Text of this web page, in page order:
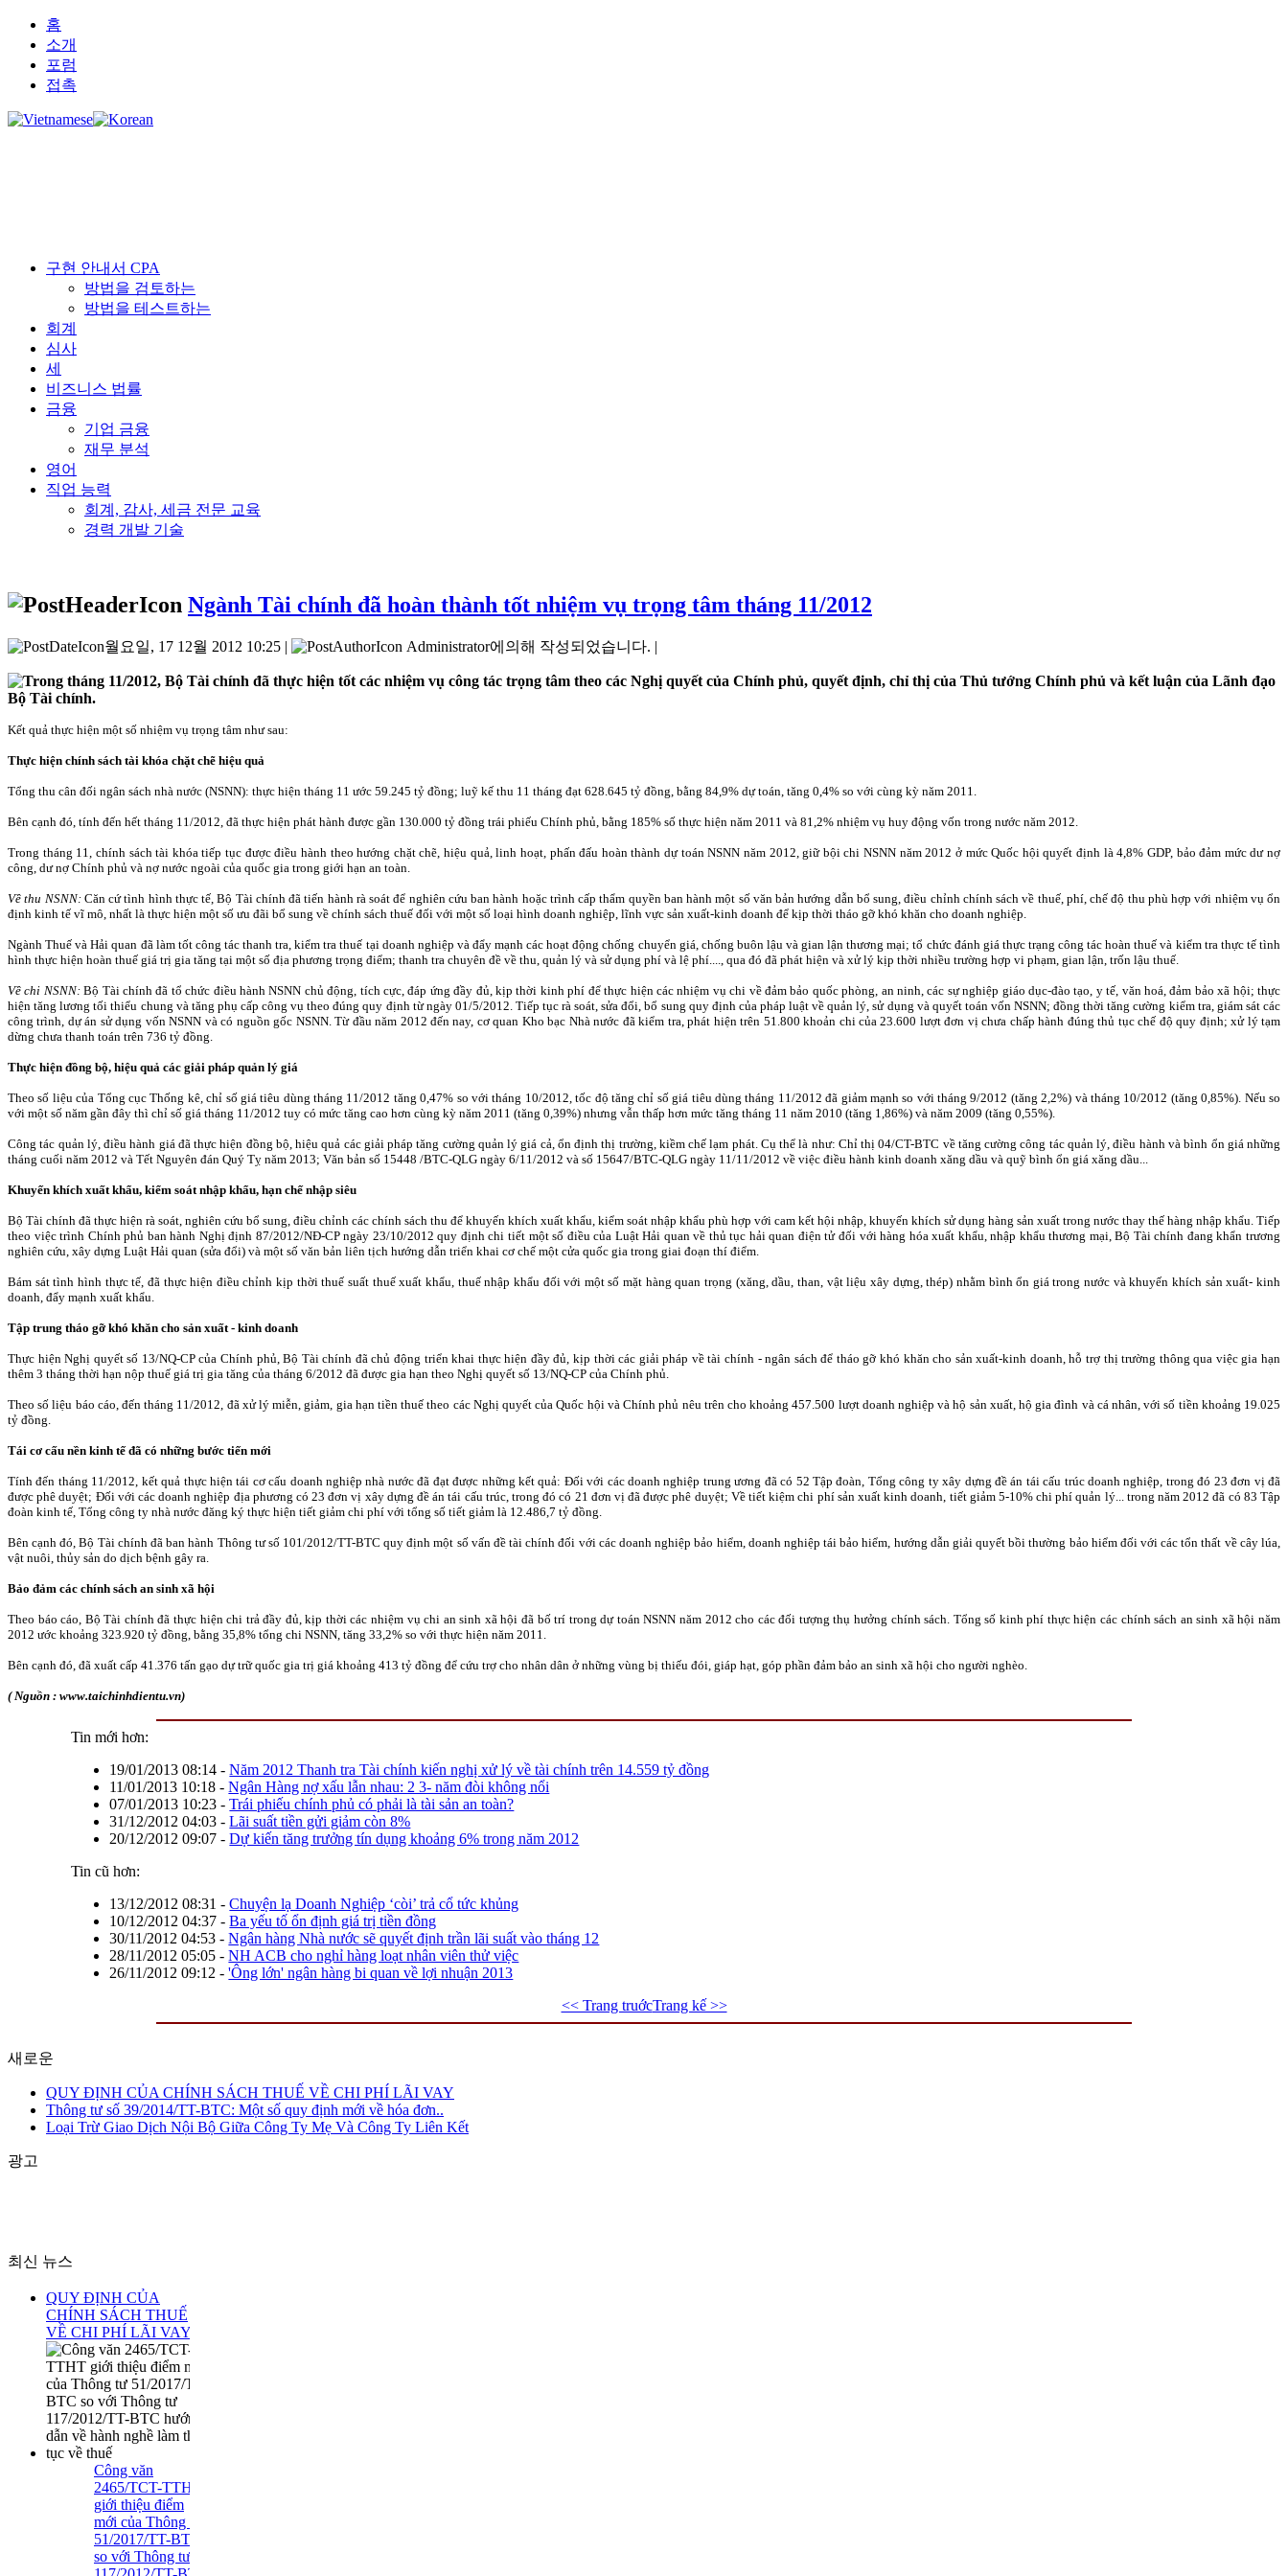
홈
소개
포럼
접촉
구현 안내서 CPA
방법을 검토하는
방법을 테스트하는
회계
심사
세
비즈니스 법률
금융
기업 금융
재무 분석
영어
직업 능력
회계, 감사, 세금 전문 교육
경력 개발 기술
Ngành Tài chính đã hoàn thành tốt nhiệm vụ trọng tâm tháng 11/2012
월요일, 17 12월 2012 10:25 | Administrator에의해 작성되었습니다. |
Trong tháng 11/2012, Bộ Tài chính đã thực hiện tốt các nhiệm vụ công tác trọng tâm theo các Nghị quyết của Chính phủ, quyết định, chỉ thị của Thủ tướng Chính phủ và kết luận của Lãnh đạo
Bộ Tài chính.
Kết quả thực hiện một số nhiệm vụ trọng tâm như sau:
Thực hiện chính sách tài khóa chặt chẽ hiệu quả
Tổng thu cân đối ngân sách nhà nước (NSNN): thực hiện tháng 11 ước 59.245 tỷ đồng; luỹ kế thu 11 tháng đạt 628.645 tỷ đồng, bằng 84,9% dự toán, tăng 0,4% so với cùng kỳ năm 2011.
Bên cạnh đó, tính đến hết tháng 11/2012, đã thực hiện phát hành được gần 130.000 tỷ đồng trái phiếu Chính phủ, bằng 185% số thực hiện năm 2011 và 81,2% nhiệm vụ huy động vốn trong nước năm 2012.
Trong tháng 11, chính sách tài khóa tiếp tục được điều hành theo hướng chặt chẽ, hiệu quả, linh hoạt, phấn đấu hoàn thành dự toán NSNN năm 2012, giữ bội chi NSNN năm 2012 ở mức Quốc hội quyết định là 4,8% GDP, bảo đảm mức dư nợ
công, dư nợ Chính phủ và nợ nước ngoài của quốc gia trong giới hạn an toàn.
Về thu NSNN: Căn cứ tình hình thực tế, Bộ Tài chính đã tiến hành rà soát để nghiên cứu ban hành hoặc trình cấp thẩm quyền ban hành một số văn bản hướng dẫn bổ sung, điều chỉnh chính sách về thuế, phí, chế độ thu phù hợp với nhiệm vụ ổn
định kinh tế vĩ mô, nhất là thực hiện một số ưu đãi bổ sung về chính sách thuế đối với một số loại hình doanh nghiệp, lĩnh vực sản xuất-kinh doanh để kịp thời tháo gỡ khó khăn cho doanh nghiệp.
Ngành Thuế và Hải quan đã làm tốt công tác thanh tra, kiểm tra thuế tại doanh nghiệp và đẩy mạnh các hoạt động chống chuyển giá, chống buôn lậu và gian lận thương mại; tổ chức đánh giá thực trạng công tác hoàn thuế và kiểm tra thực tế tình
hình thực hiện hoàn thuế giá trị gia tăng tại một số địa phương trọng điểm; thanh tra chuyên đề về thu, quản lý và sử dụng phí và lệ phí...., qua đó đã phát hiện và xử lý kịp thời nhiều trường hợp vi phạm, gian lận, trốn lậu thuế.
Về chi NSNN:Bộ Tài chính đã tổ chức điều hành NSNN chủ động, tích cực, đáp ứng đầy đủ, kịp thời kinh phí để thực hiện các nhiệm vụ chi về đảm bảo quốc phòng, an ninh, các sự nghiệp giáo dục-đào tạo, y tế, văn hoá, đảm bảo xã hội; thực
hiện tăng lương tối thiểu chung và tăng phụ cấp công vụ theo đúng quy định từ ngày 01/5/2012. Tiếp tục rà soát, sửa đổi, bổ sung quy định của pháp luật về quản lý, sử dụng và quyết toán vốn NSNN; đồng thời tăng cường kiểm tra, giám sát các
công trình, dự án sử dụng vốn NSNN và có nguồn gốc NSNN. Từ đầu năm 2012 đến nay, cơ quan Kho bạc Nhà nước đã kiểm tra, phát hiện trên 51.800 khoản chi của 23.600 lượt đơn vị chưa chấp hành đúng thủ tục chế độ quy định; xử lý tạm
dừng chưa thanh toán trên 736 tỷ đồng.
Thực hiện đồng bộ, hiệu quả các giải pháp quản lý giá
Theo số liệu của Tổng cục Thống kê, chỉ số giá tiêu dùng tháng 11/2012 tăng 0,47% so với tháng 10/2012, tốc độ tăng chỉ số giá tiêu dùng tháng 11/2012 đã giảm mạnh so với tháng 9/2012 (tăng 2,2%) và tháng 10/2012 (tăng 0,85%). Nếu so
với một số năm gần đây thì chỉ số giá tháng 11/2012 tuy có mức tăng cao hơn cùng kỳ năm 2011 (tăng 0,39%) nhưng vẫn thấp hơn mức tăng tháng 11 năm 2010 (tăng 1,86%) và năm 2009 (tăng 0,55%).
Công tác quản lý, điều hành giá đã thực hiện đồng bộ, hiệu quả các giải pháp tăng cường quản lý giá cả, ổn định thị trường, kiềm chế lạm phát. Cụ thể là như: Chỉ thị 04/CT-BTC về tăng cường công tác quản lý, điều hành và bình ổn giá những
tháng cuối năm 2012 và Tết Nguyên đán Quý Tỵ năm 2013; Văn bản số 15448 /BTC-QLG ngày 6/11/2012 và số 15647/BTC-QLG ngày 11/11/2012 về việc điều hành kinh doanh xăng dầu và quỹ bình ổn giá xăng dầu...
Khuyến khích xuất khẩu, kiểm soát nhập khẩu, hạn chế nhập siêu
Bộ Tài chính đã thực hiện rà soát, nghiên cứu bổ sung, điều chỉnh các chính sách thu để khuyến khích xuất khẩu, kiểm soát nhập khẩu phù hợp với cam kết hội nhập, khuyến khích sử dụng hàng sản xuất trong nước thay thế hàng nhập khẩu. Tiếp
theo việc trình Chính phủ ban hành Nghị định 87/2012/NĐ-CP ngày 23/10/2012 quy định chi tiết một số điều của Luật Hải quan về thủ tục hải quan điện tử đối với hàng hóa xuất khẩu, nhập khẩu thương mại, Bộ Tài chính đang khẩn trương
nghiên cứu, xây dựng Luật Hải quan (sửa đổi) và một số văn bản liên tịch hướng dẫn triển khai cơ chế một cửa quốc gia trong giai đoạn thí điểm.
Bám sát tình hình thực tế, đã thực hiện điều chỉnh kịp thời thuế suất thuế xuất khẩu, thuế nhập khẩu đối với một số mặt hàng quan trọng (xăng, dầu, than, vật liệu xây dựng, thép) nhằm bình ổn giá trong nước và khuyến khích sản xuất- kinh
doanh, đẩy mạnh xuất khẩu.
Tập trung tháo gỡ khó khăn cho sản xuất - kinh doanh
Thực hiện Nghị quyết số 13/NQ-CP của Chính phủ, Bộ Tài chính đã chủ động triển khai thực hiện đầy đủ, kịp thời các giải pháp về tài chính - ngân sách để tháo gỡ khó khăn cho sản xuất-kinh doanh, hỗ trợ thị trường thông qua việc gia hạn
thêm 3 tháng thời hạn nộp thuế giá trị gia tăng của tháng 6/2012 đã được gia hạn theo Nghị quyết số 13/NQ-CP của Chính phủ.
Theo số liệu báo cáo, đến tháng 11/2012, đã xử lý miễn, giảm, gia hạn tiền thuế theo các Nghị quyết của Quốc hội và Chính phủ nêu trên cho khoảng 457.500 lượt doanh nghiệp và hộ sản xuất, hộ gia đình và cá nhân, với số tiền khoảng 19.025
tỷ đồng.
Tái cơ cấu nền kinh tế đã có những bước tiến mới
Tính đến tháng 11/2012, kết quả thực hiện tái cơ cấu doanh nghiệp nhà nước đã đạt được những kết quả: Đối với các doanh nghiệp trung ương đã có 52 Tập đoàn, Tổng công ty xây dựng đề án tái cấu trúc doanh nghiệp, trong đó 23 đơn vị đã
được phê duyệt; Đối với các doanh nghiệp địa phương có 23 đơn vị xây dựng đề án tái cấu trúc, trong đó có 21 đơn vị đã được phê duyệt; Về tiết kiệm chi phí sản xuất kinh doanh, tiết giảm 5-10% chi phí quản lý... trong năm 2012 đã có 83 Tập
đoàn kinh tế, Tổng công ty nhà nước đăng ký thực hiện tiết giảm chi phí với tổng số tiết giảm là 12.486,7 tỷ đồng.
Bên cạnh đó, Bộ Tài chính đã ban hành Thông tư số 101/2012/TT-BTC quy định một số vấn đề tài chính đối với các doanh nghiệp bảo hiểm, doanh nghiệp tái bảo hiểm, hướng dẫn giải quyết bồi thường bảo hiểm đối với các tổn thất về cây lúa,
vật nuôi, thủy sản do dịch bệnh gây ra.
Bảo đảm các chính sách an sinh xã hội
Theo báo cáo, Bộ Tài chính đã thực hiện chi trả đầy đủ, kịp thời các nhiệm vụ chi an sinh xã hội đã bố trí trong dự toán NSNN năm 2012 cho các đối tượng thụ hưởng chính sách. Tổng số kinh phí thực hiện các chính sách an sinh xã hội năm
2012 ước khoảng 323.920 tỷ đồng, bằng 35,8% tổng chi NSNN, tăng 33,2% so với thực hiện năm 2011.
Bên cạnh đó, đã xuất cấp 41.376 tấn gạo dự trữ quốc gia trị giá khoảng 413 tỷ đồng để cứu trợ cho nhân dân ở những vùng bị thiếu đói, giáp hạt, góp phần đảm bảo an sinh xã hội cho người nghèo.
( Nguồn : www.taichinhdientu.vn)
Tin mới hơn:
19/01/2013 08:14 -Năm 2012 Thanh tra Tài chính kiến nghị xử lý về tài chính trên 14.559 tỷ đồng
11/01/2013 10:18 -Ngân Hàng nợ xấu lẫn nhau: 2 3- năm đòi không nổi
07/01/2013 10:23 -Trái phiếu chính phủ có phải là tài sản an toàn?
31/12/2012 04:03 -Lãi suất tiền gửi giảm còn 8%
20/12/2012 09:07 -Dự kiến tăng trưởng tín dụng khoảng 6% trong năm 2012
Tin cũ hơn:
13/12/2012 08:31 -Chuyện lạ Doanh Nghiệp ‘còi’ trả cổ tức khủng
10/12/2012 04:37 -Ba yếu tố ổn định giá trị tiền đồng
30/11/2012 04:53 -Ngân hàng Nhà nước sẽ quyết định trần lãi suất vào tháng 12
28/11/2012 05:05 -NH ACB cho nghỉ hàng loạt nhân viên thử việc
26/11/2012 09:12 -'Ông lớn' ngân hàng bi quan về lợi nhuận 2013
<< Trang truớcTrang kế >>
새로운
QUY ĐỊNH CỦA CHÍNH SÁCH THUẾ VỀ CHI PHÍ LÃI VAY
Thông tư số 39/2014/TT-BTC: Một số quy định mới về hóa đơn..
Loại Trừ Giao Dịch Nội Bộ Giữa Công Ty Mẹ Và Công Ty Liên Kết
광고
최신 뉴스
QUY ĐỊNH CỦA
CHÍNH SÁCH THUẾ
VỀ CHI PHÍ LÃI VAY
Công văn
2465/TCT-TTHT
giới thiệu điểm
mới của Thông tư
51/2017/TT-BTC
so với Thông tư